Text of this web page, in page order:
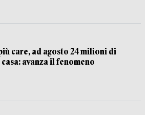
care, ad agosto 24 milioni di
avanza il fenomeno